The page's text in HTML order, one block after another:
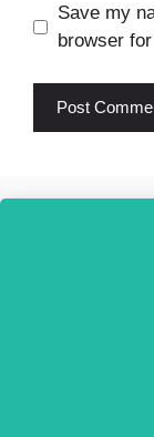
Website
Save my
browser